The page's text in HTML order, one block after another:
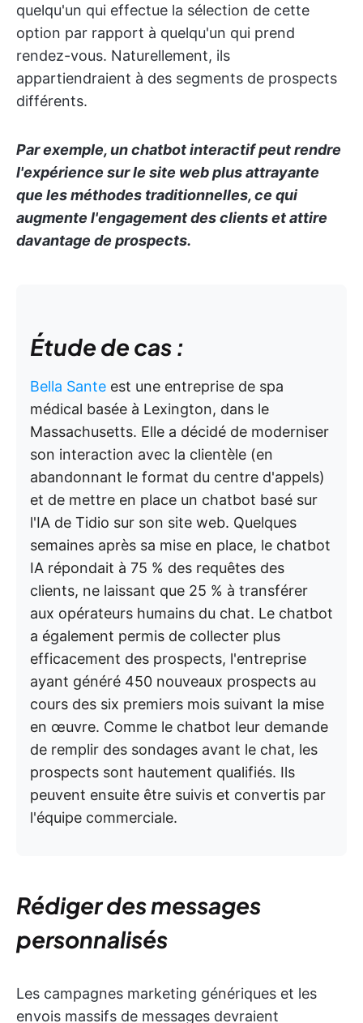
quelqu'un qui effectue la sélection de cette
option par rapport à quelqu'un qui prend
rendez-vous. Naturellement, ils
appartiendraient à des segments de prospects
différents.
Par exemple, un chatbot interactif peut rendre
l'expérience sur le site web plus attrayante
que les méthodes traditionnelles, ce qui
augmente l'engagement des clients et attire
davantage de prospects.
Étude de cas :
Bella Sante est une entreprise de spa
médical basée à Lexington, dans le
Massachusetts. Elle a décidé de moderniser
son interaction avec la clientèle (en
abandonnant le format du centre d'appels)
et de mettre en place un chatbot basé sur
l'IA de Tidio sur son site web. Quelques
semaines après sa mise en place, le chatbot
IA répondait à 75 % des requêtes des
clients, ne laissant que 25 % à transférer
aux opérateurs humains du chat. Le chatbot
a également permis de collecter plus
efficacement des prospects, l'entreprise
ayant généré 450 nouveaux prospects au
cours des six premiers mois suivant la mise
en œuvre. Comme le chatbot leur demande
de remplir des sondages avant le chat, les
prospects sont hautement qualifiés. Ils
peuvent ensuite être suivis et convertis par
l'équipe commerciale.
Rédiger des messages
personnalisés
Les campagnes marketing génériques et les
envois massifs de messages devraient